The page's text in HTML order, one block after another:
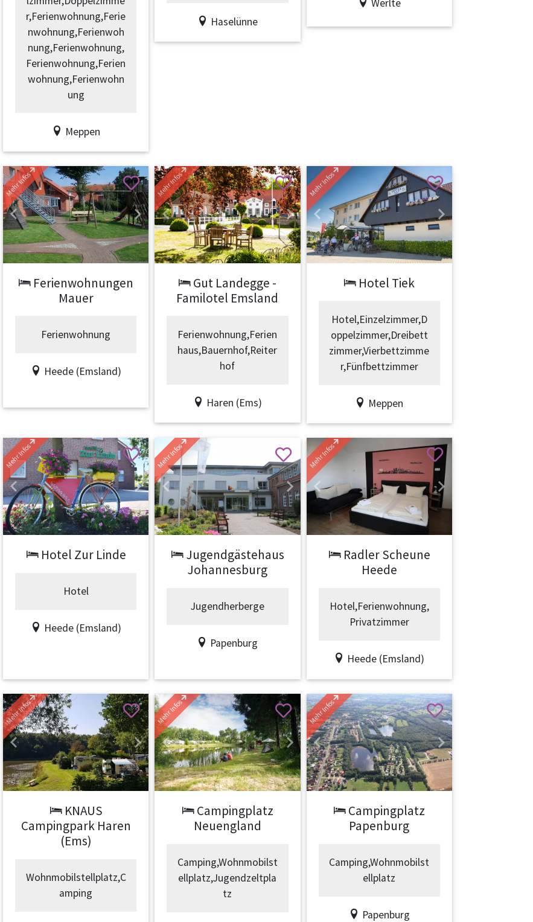
r,Ferienwohnung,Ferie
nwohnung,Ferienwoh
nung,Ferienwohnung,
Ferienwohnung,Ferien
wohnung,Ferienwohn
ung
Meppen
Haselünne
Werlte
Previous Next
Mehr Infos
Ferienwohnungen
Mauer
Ferienwohnung
Heede (Emsland)
Previous Next
Mehr Infos
Gut Landegge -
Familotel Emsland
Ferienwohnung,Ferien
haus,Bauernhof,Reiter
hof
Haren (Ems)
Previous Next
Mehr Infos
Hotel Tiek
Hotel,Einzelzimmer,D
oppelzimmer,Dreibett
zimmer,Vierbettzimme
r,Fünfbettzimmer
Meppen
Previous Next
Mehr Infos
Hotel Zur Linde
Hotel
Heede (Emsland)
Previous Next
Mehr Infos
Jugendgästehaus
Johannesburg
Jugendherberge
Papenburg
Previous Next
Mehr Infos
Radler Scheune
Heede
Hotel,Ferienwohnung,
Privatzimmer
Heede (Emsland)
Previous Next
Mehr Infos
KNAUS
Campingpark Haren
(Ems)
Wohnmobilstellplatz,C
amping
Previous Next
Mehr Infos
Campingplatz
Neuengland
Camping,Wohnmobilst
ellplatz,Jugendzeltpla
tz
Previous Next
Mehr Infos
Campingplatz
Papenburg
Camping,Wohnmobilst
ellplatz
Papenburg